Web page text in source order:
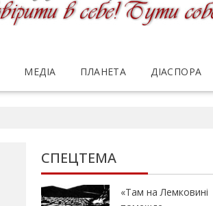
МЕДІА ПЛАНЕТА ДІАСПОРА
СПЕЦТЕМА
«Там на Лемковині